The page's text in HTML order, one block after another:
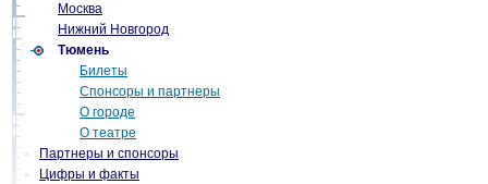
Москва
Нижний Новгород
Тюмень
Билеты
Спонсоры и партнеры
О городе
О театре
Партнеры и спонсоры
Цифры и факты